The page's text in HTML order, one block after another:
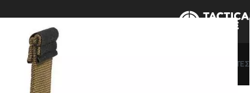
ΝΕΕΣ ΑΦΙΞΕΙΣ ΔΩΡΟΚΑΡΤΕΣ